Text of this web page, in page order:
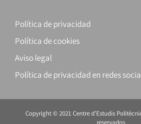
Política de privacidad
Política de cookies
Aviso legal
Política de privacidad en redes
Copyright © 2021 Centre d’Estudis